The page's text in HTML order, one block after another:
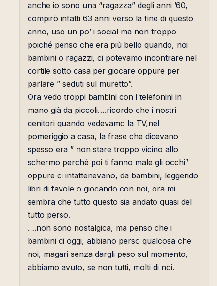
anche io sono una “ragazza” degli anni ’60,
compirò infatti 63 anni verso la fine di questo
anno, uso un po’ i social ma non troppo
poiché penso che era più bello quando, noi
bambini o ragazzi, ci potevamo incontrare nel
cortile sotto casa per giocare oppure per
parlare ” seduti sul muretto”.
Ora vedo troppi bambini con i telefonini in
mano già da piccoli….ricordo che i nostri
genitori quando vedevamo la TV,nel
pomeriggio a casa, la frase che dicevano
spesso era ” non stare troppo vicino allo
schermo perché poi ti fanno male gli occhi”
oppure ci intattenevano, da bambini, leggendo
libri di favole o giocando con noi, ora mi
sembra che tutto questo sia andato quasi del
tutto perso.
….non sono nostalgica, ma penso che i
bambini di oggi, abbiano perso qualcosa che
noi, magari senza dargli peso sul momento,
abbiamo avuto, se non tutti, molti di noi.